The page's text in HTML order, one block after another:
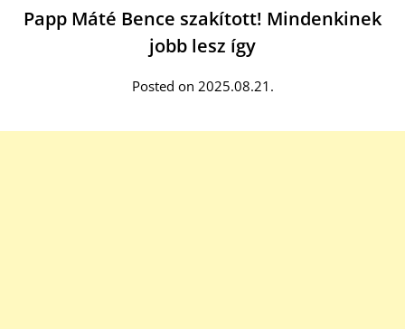
Papp Máté Bence szakított! Mindenkinek
jobb lesz így
Posted on 2025.08.21.